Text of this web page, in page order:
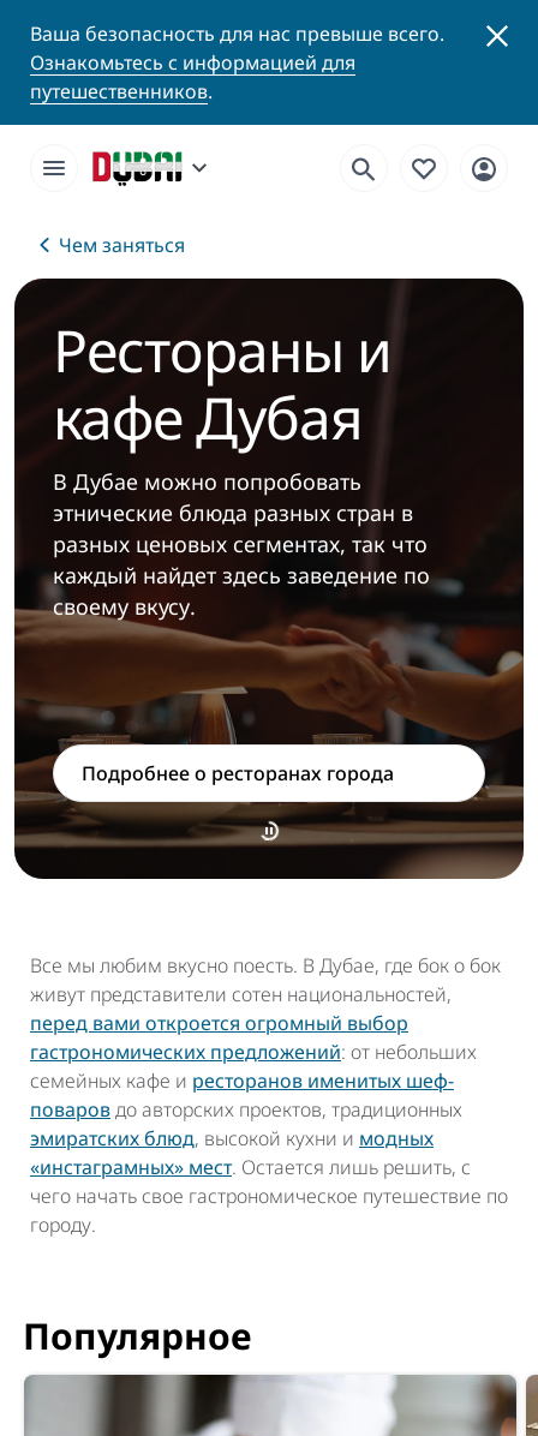
Ваша безопасность для нас превыше всего.
Ознакомьтесь с информацией для
путешественников.
Чем заняться
Рестораны и
кафе Дубая
В Дубае можно попробовать
этнические блюда разных стран в
разных ценовых сегментах, так что
каждый найдет здесь заведение по
своему вкусу.
Подробнее о ресторанах города
Все мы любим вкусно поесть. В Дубае, где бок о бок
живут представители сотен национальностей,
перед вами откроется огромный выбор
гастрономических предложений: от небольших
семейных кафе и ресторанов именитых шеф-
поваровдо авторских проектов, традиционных
эмиратских блюд, высокой кухни и модных
«инстаграмных» мест. Остается лишь решить, с
чего начать свое гастрономическое путешествие по
городу.
Популярное